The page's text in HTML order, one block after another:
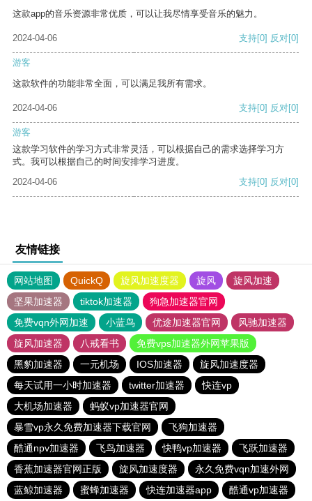
这款app的音乐资源非常优质，可以让我尽情享受音乐的魅力。
2024-04-06 支持[0] 反对[0]
游客
这款软件的功能非常全面，可以满足我所有需求。
2024-04-06 支持[0] 反对[0]
游客
这款学习软件的学习方式非常灵活，可以根据自己的需求选择学习方
式。我可以根据自己的时间安排学习进度。
2024-04-06
支持[0] 反对[0]
友情链接
网站地图 QuickQ 旋风加速度器 旋风
旋风加速
坚果加速器
tiktok加速器
狗急加速器官网
免费vqn外网加速
小蓝鸟 优途加速器官网
风驰加速器
旋风加速器
八戒看书
免费vps加速器外网苹果版
黑豹加速器
一元机场 IOS加速器
旋风加速度器
每天试用一小时加速器
twitter加速器
快连vp
大机场加速器
蚂蚁vp加速器官网
暴雪vp永久免费加速器下载官网
飞狗加速器
酷通npv加速器
飞鸟加速器 快鸭vp加速器
飞跃加速器
香蕉加速器官网正版
旋风加速度器
永久免费vqn加速外网
蓝鲸加速器
蜜蜂加速器 快连加速器app 酷通vp加速器